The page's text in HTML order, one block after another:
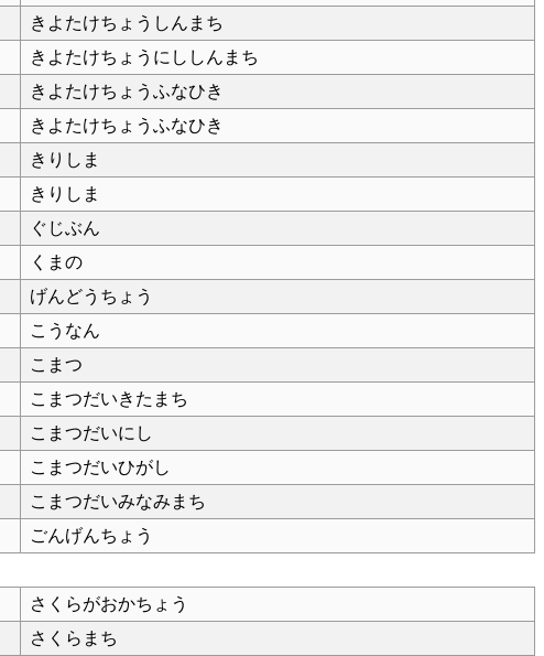
きよたけちょうしんまち
きよたけちょうにししんまち
きよたけちょうふなひき
きよたけちょうふなひき
きりしま
きりしま
ぐじぶん
くまの
げんどうちょう
こうなん
こまつ
こまつだいきたまち
こまつだいにし
こまつだいひがし
こまつだいみなみまち
ごんげんちょう
さくらがおかちょう
さくらまち